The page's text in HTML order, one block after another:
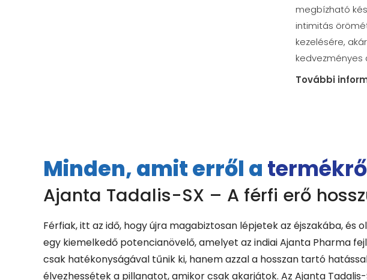
megbízható
intimitás
kezelésére,
kedvezményes
További
Minden, amit erről a
Ajanta Tadalis-SX – A férfi erő
Férfiak, itt az idő, hogy újra magabiztosan lépjetek az éjszakába,
egy kiemelkedő potencianövelő, amelyet az indiai Ajanta Pharma
csak hatékonyságával tűnik ki, hanem azzal a hosszan tartó
élvezhessétek a pillanatot, amikor csak akarjátok. Az Ajanta